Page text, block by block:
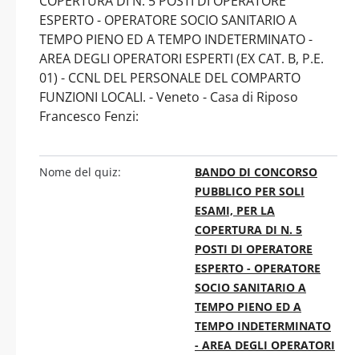
ESPERTO - OPERATORE SOCIO SANITARIO A
TEMPO PIENO ED A TEMPO INDETERMINATO -
AREA DEGLI OPERATORI ESPERTI (EX CAT. B, P.E.
01) - CCNL DEL PERSONALE DEL COMPARTO
FUNZIONI LOCALI. - Veneto - Casa di Riposo
Francesco Fenzi:
Nome del quiz:
BANDO DI CONCORSO
PUBBLICO PER SOLI
ESAMI, PER LA
COPERTURA DI N. 5
POSTI DI OPERATORE
ESPERTO - OPERATORE
SOCIO SANITARIO A
TEMPO PIENO ED A
TEMPO INDETERMINATO
- AREA DEGLI OPERATORI